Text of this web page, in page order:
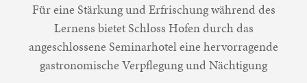
Für eine Stärkung und Erfrischung während des
Lernens bietet Schloss Hofen durch das
angeschlossene Seminarhotel eine hervorragende
gastronomische Verpflegung und Nächtigung